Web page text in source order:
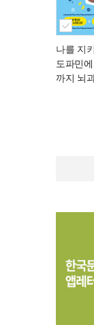
나를 지
도파민
까지 뇌